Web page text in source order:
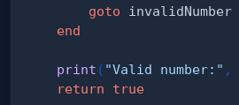
goto
end
print ( "Valid number:" ,
return
true